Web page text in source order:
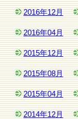
2016年12月
2016年04月
2015年12月
2015年08月
2015年04月
2014年12月